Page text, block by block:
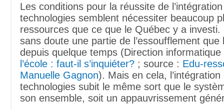
Les conditions pour la réussite de
technologies semblent nécessiter beaucoup
ressources que ce que le Québec y a investi.
sans doute une partie de l’essoufflement que
depuis quelque temps (Direction
l’école : faut-il s’inquiéter? ; source : Edu-
Manuelle Gagnon). Mais en cela,
technologies subit le même sort que le
son ensemble, soit un appauvrissement